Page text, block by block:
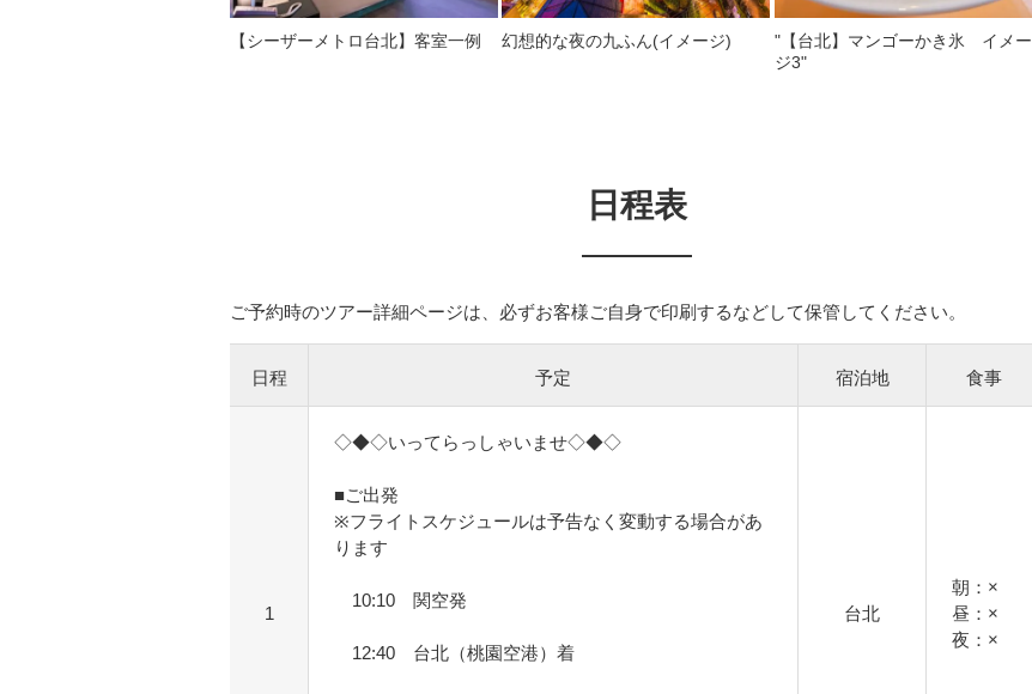
【シーザーメトロ台北】客室一例 幻想的な夜の九ふん(イメージ)
"【台北】マンゴーかき氷 イメー
ジ3"
日程表
ご予約時のツアー詳細ページは、必ずお客様ご自身で印刷するなどして保管してください。
日程 予定 宿泊地 食事
1
◇◆◇いってらっしゃいませ◇◆◇
■ご出発
※フライトスケジュールは予告なく変動する場合があ
ります
10:10 関空発
12:40 台北（桃園空港）着
台北
朝：×
昼：×
夜：×